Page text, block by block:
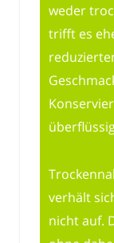
weder
trifft es
verhält
nicht auf.